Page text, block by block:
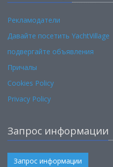
Рекламодатели
Давайте посетить YachtVillage
подвергайте объявления
Причалы
Cookies Policy
Privacy Policy
Запрос информации
Запрос информации